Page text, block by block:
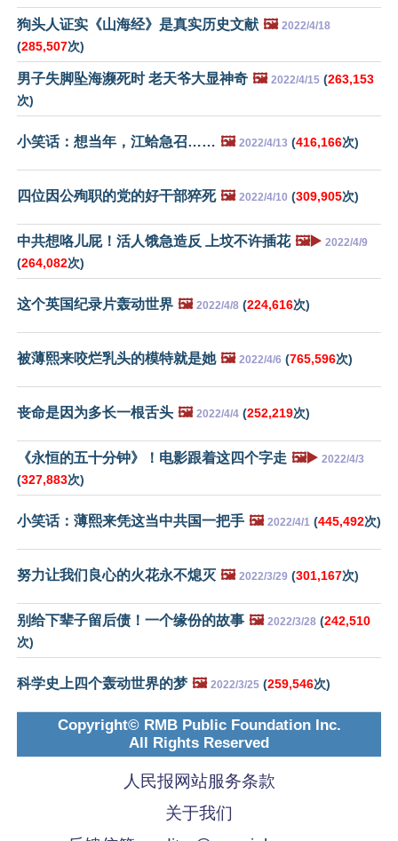
狗头人证实《山海经》是真实历史文献 🖼️ 2022/4/18
(285,507次)
男子失脚坠海濒死时 老天爷大显神奇 🖼️ 2022/4/15 (263,153
次)
小笑话：想当年，江蛤急召…… 🖼️ 2022/4/13 (416,166次)
四位因公殉职的党的好干部猝死 🖼️ 2022/4/10 (309,905次)
中共想咯儿屁！活人饿急造反 上坟不许插花 🖼️▶️ 2022/4/9
(264,082次)
这个英国纪录片轰动世界 🖼️ 2022/4/8 (224,616次)
被薄熙来咬烂乳头的模特就是她 🖼️ 2022/4/6 (765,596次)
丧命是因为多长一根舌头 🖼️ 2022/4/4 (252,219次)
《永恒的五十分钟》！电影跟着这四个字走 🖼️▶️ 2022/4/3
(327,883次)
小笑话：薄熙来凭这当中共国一把手 🖼️ 2022/4/1 (445,492次)
努力让我们良心的火花永不熄灭 🖼️ 2022/3/29 (301,167次)
别给下辈子留后债！一个缘份的故事 🖼️ 2022/3/28 (242,510
次)
科学史上四个轰动世界的梦 🖼️ 2022/3/25 (259,546次)
Copyright© RMB Public Foundation Inc.
All Rights Reserved
人民报网站服务条款
关于我们